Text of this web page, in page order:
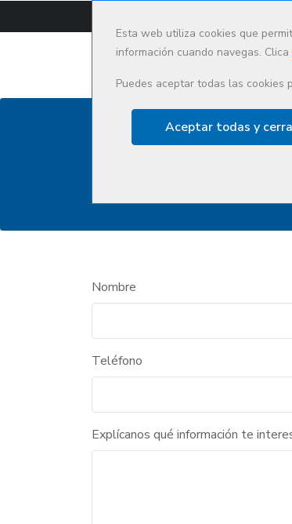
Esta web utiliza cookies que
información cuando navegas. Clica
Puedes aceptar todas las cookies
Aceptar todas y
Nombre
Teléfono
Explícanos qué información te